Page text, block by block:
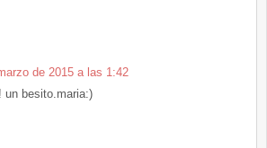
de 2015 a las 1:42
un besito.maria:)